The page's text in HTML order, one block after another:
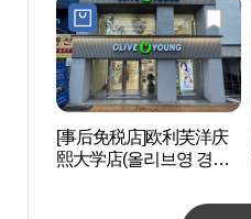
[事后免税店]欧利芙洋庆
熙大学店(올리브영 경희